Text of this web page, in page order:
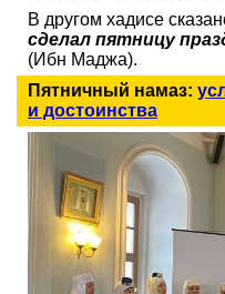
В другом хадисе
сделал пятницу
(Ибн Маджа).
Пятничный намаз:
и достоинства